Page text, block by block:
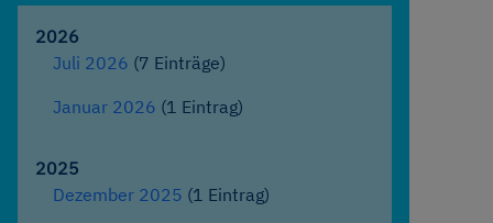
2026
Juli 2026 (7 Einträge)
Januar 2026 (1 Eintrag)
2025
Dezember 2025 (1 Eintrag)